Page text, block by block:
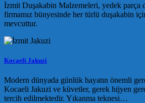
İzmit Duşakabin Malzemeleri, yedek parça
firmamız bünyesinde her türlü duşakabin
mevcuttur.
Kocaeli Jakuzi
Modern dünyada günlük hayatın önemli
Kocaeli Jakuzi ve küvetler, gerek hijyen
tercih edilmektedir. Yıkanma teknesi…